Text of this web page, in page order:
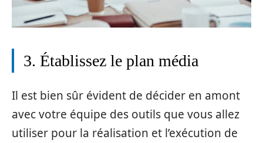
3. Établissez le plan média
Il est bien sûr évident de décider en amont
avec votre équipe des outils que vous allez
utiliser pour la réalisation et l’exécution de